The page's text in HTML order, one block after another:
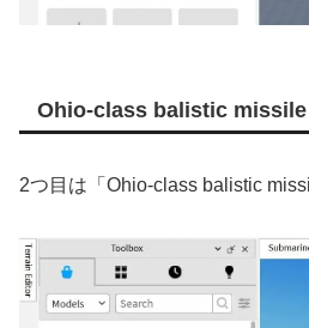
Ohio-class balistic
2つ目は「Ohio-class balistic